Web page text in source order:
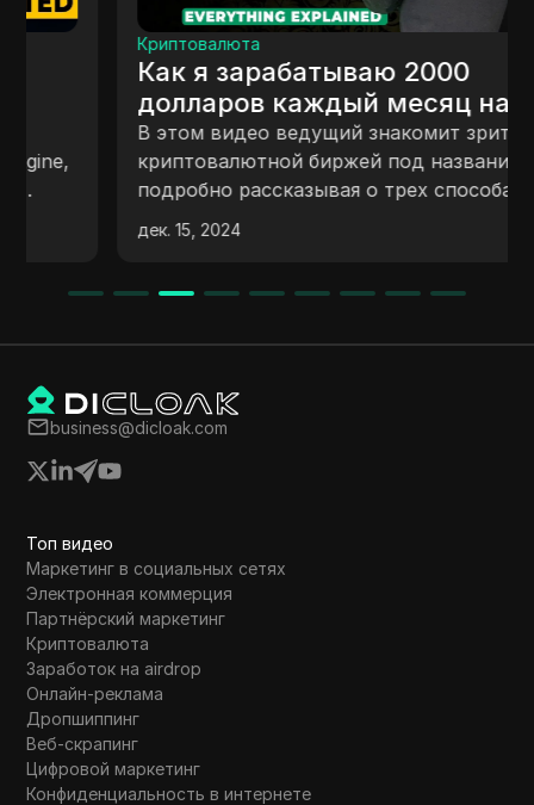
Криптовалюта
Как я зарабатываю 2000
долларов каждый месяц на BIT
Exchange - самый простой
способ зарабатывать деньги
онлайн без навыков.
В этом видео ведущий знакомит зрителей с
криптовалютной биржей под названием Bit,
подробно рассказывая о трех способах
заработка криптовалюты из дома:
ежедневные проверки, загадочные коробки
зарегистрироваться, заработать бесплатную
Ведущий подчеркивает удобный дизайн
платформы и потенциальные
взаимодействовать с контентом и
дек. 15, 2024
business@dicloak.com
Топ видео
Маркетинг в социальных сетях
Электронная коммерция
Партнёрский маркетинг
Криптовалюта
Заработок на airdrop
Онлайн-реклама
Дропшиппинг
Веб-скрапинг
Цифровой маркетинг
Конфиденциальность в интернете